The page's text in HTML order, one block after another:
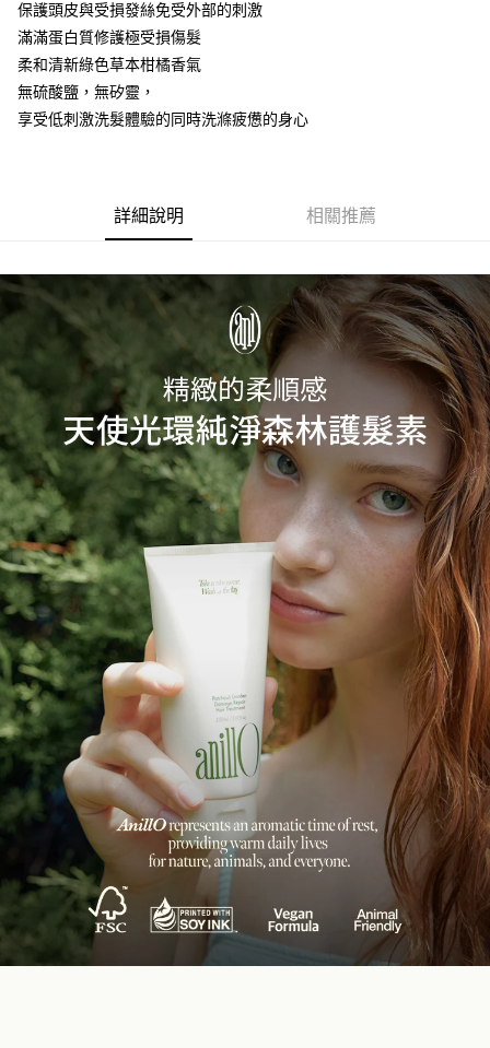
2.付款方式選擇「大哥付你分期」，訂單成立後會自動跳轉到大哥付的交易
流程，驗證手機門號後，選擇欲分期的期數、繳款截止日，確認付款後即完
成交易。
3.實際核准額度、可分期數及費用金額請依後續交易確認頁面所載為準。
4.訂單成立30分鐘內，如未前往確認交易或遇審核未通過，訂單將自動取
消。如遇「轉專審核」未通過狀況，表示未達大哥付你分期系統評分，恕無
法說明評估內容。
2.透過簡訊連結打開帳單後，可選擇「超商條碼／台灣大直營門市／銀行轉
帳／街口支付／iPASS MONEY」等通路繳費。
1.本服務係由「台灣大哥大股份有限公司」（以下簡稱本公司）所提供，讓
用戶於交易時，得透過本服務購買商品或服務，並由商店將買賣／分期付款
買賣價金債權讓與本公司後，依約使用本公司帳單繳交帳款。
2.基於同意付款使用「大哥付你分期」之契約關係目的，商店將以您的個人
資料（包含姓名、電話或地址）提供予台灣大哥大進項蒐集、處理及利用，
由本公司與您本人進行分期帳單所需資料之確認、核對及更正。
3.完整用戶服務條款，請詳閱以下連結：https://oppay.tw/userRule
相關說明
【關於「AFTEE先享後付」】
AFTEE先享後付是「在收到商品之後才付款」的支付方式。 讓您購物簡單
１．簡單：不需註冊會員、不需綁卡、不需儲值。
２．便利：只要手機號碼，簡訊認證，即可結帳。
結帳頁面，進行簡訊認證並確認金額後，即可完成結帳。
２．訂單成立數日內，您將收到繳費通知簡訊。
ATM／網路銀行／等多元方式進行付款，方視為交易完成。
※ 請注意：結帳手續完成當下不需立刻繳費，但若您需要取消訂單，請聯絡
購買商品的店家。未經商家同意取消之訂單仍視為有效，需透過AFTEE先享
後付繳納相關費用。
※ 交易是否成功請以「AFTEE先享後付 」之結帳頁面顯示為準，若有關於
是否繳費成功／繳費後需取消欲退款等相關疑問，請聯繫「AFTEE先享後付
客戶支援中心」https://netprotections.freshdesk.com/support/home
【注意事項】
１．透過由恩沛科技股份有限公司提供之「AFTEE先享後付」服務完成之交
易，需依本服務之必要範圍內提供個人資料，並將交易相關給付款項請求債
權轉讓予恩沛科技股份有限公司。
２．關於個人資料處理事宜，請瀏覽以下網址：
https://aftee.tw/terms/#terms3
３．未成年的使用者請事先徵得法定代理人或監護人之同意方可使用
「AFTEE先享後付」，若未經同意申辦者引起之損失，本公司不負相關責
任。
４．使用「AFTEE先享後付」時，將依據個別帳號之用戶狀況，依本公司即
時審查核予不同之上限額度；若仍有額度不足之情形，本公司將視審查結果
請求用戶進行身份認證。
５．嚴禁一人註冊多個帳號或使用他人資訊註冊。若發現惡意使用之情形，
恩沛科技股份有限公司將有權停止該用戶之使用額度並採取法律行動。
ATM付款
運送方式
付款後7-11取貨
每筆NT$70，滿NT$899(含以上)免運費
宅配
每筆NT$100，滿NT$1,000(含以上)免運費
京站台北店客服中心(1F星巴克旁) 即日起不提供京站紙袋，取件時
請自備購物袋，若需購買紙袋可現場詢問
保護頭皮與受損發絲免受外部的刺激
滿滿蛋白質修護極受損傷髮
柔和清新綠色草本柑橘香氣
無硫酸鹽，無矽靈，
享受低刺激洗髮體驗的同時洗滌疲憊的身心
詳細說明 相關推薦